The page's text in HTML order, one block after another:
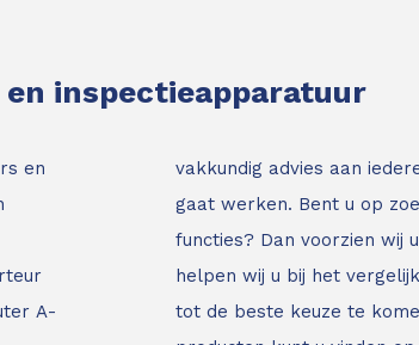
inspectieapparatuur
en
A-
vakkundig advies aan
gaat werken. Bent u op
functies? Dan voorzien wij
helpen wij u bij het
tot de beste keuze te